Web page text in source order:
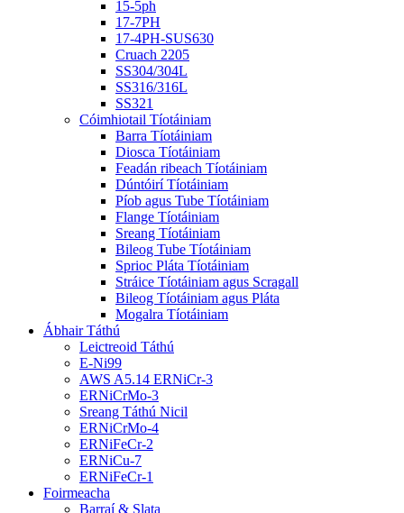
15-5ph
17-7PH
17-4PH-SUS630
Cruach 2205
SS304/304L
SS316/316L
SS321
Cóimhiotail Tíotáiniam
Barra Tíotáiniam
Diosca Tíotáiniam
Feadán ribeach Tíotáiniam
Dúntóirí Tíotáiniam
Píob agus Tube Tíotáiniam
Flange Tíotáiniam
Sreang Tíotáiniam
Bileog Tube Tíotáiniam
Sprioc Pláta Tíotáiniam
Stráice Tíotáiniam agus Scragall
Bileog Tíotáiniam agus Pláta
Mogalra Tíotáiniam
Ábhair Táthú
Leictreoid Táthú
E-Ni99
AWS A5.14 ERNiCr-3
ERNiCrMo-3
Sreang Táthú Nicil
ERNiCrMo-4
ERNiFeCr-2
ERNiCu-7
ERNiFeCr-1
Foirmeacha
Barraí & Slata